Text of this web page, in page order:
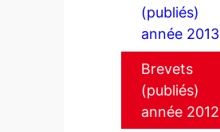
(publiés)
année 2013
Brevets
(publiés)
année 2012